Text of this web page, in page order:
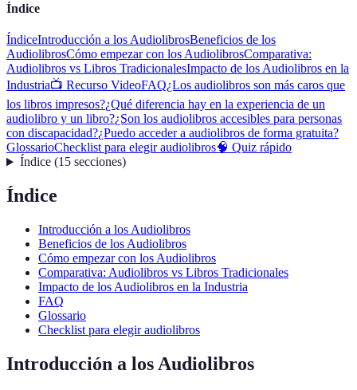
Índice
ÍndiceIntroducción a los AudiolibrosBeneficios de los
AudiolibrosCómo empezar con los AudiolibrosComparativa:
Audiolibros vs Libros TradicionalesImpacto de los Audiolibros en la
Industria📺 Recurso VideoFAQ¿Los audiolibros son más caros que
los libros impresos?¿Qué diferencia hay en la experiencia de un
audiolibro y un libro?¿Son los audiolibros accesibles para personas
con discapacidad?¿Puedo acceder a audiolibros de forma gratuita?
GlossarioChecklist para elegir audiolibros🧠 Quiz rápido
Índice(15 secciones)
Índice
Introducción a los Audiolibros
Beneficios de los Audiolibros
Cómo empezar con los Audiolibros
Comparativa: Audiolibros vs Libros Tradicionales
Impacto de los Audiolibros en la Industria
FAQ
Glossario
Checklist para elegir audiolibros
Introducción a los Audiolibros